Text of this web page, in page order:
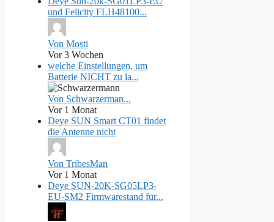
und Felicity FLH48100...
Von Mosti
Vor 3 Wochen
welche Einstellungen, um
Batterie NICHT zu la...
Von Schwarzerman...
Vor 1 Monat
Deye SUN Smart CT01 findet
die Antenne nicht
Von TribesMan
Vor 1 Monat
Deye SUN-20K-SG05LP3-
EU-SM2 Firmwarestand für...